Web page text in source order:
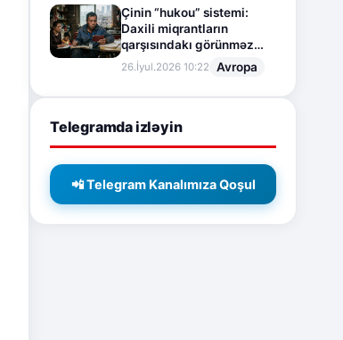
Çinin “hukou” sistemi:
Daxili miqrantların
qarşısındakı görünməz
sədd
26.İyul.2026 10:22 Avropa
Telegramda izləyin
📲 Telegram Kanalımıza Qoşul